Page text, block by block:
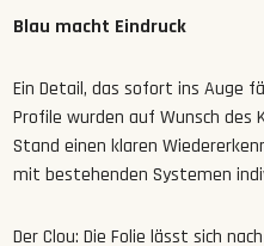
Blau macht Eindruck
Ein Detail, das sofort ins Auge
Profile wurden auf Wunsch des
Stand einen klaren
mit bestehenden Systemen
Der Clou: Die Folie lässt sich